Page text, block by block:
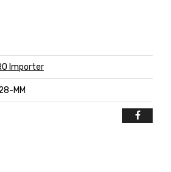
Importer
MM